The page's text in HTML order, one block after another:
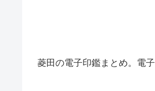
菱田の電子印鑑まとめ。電